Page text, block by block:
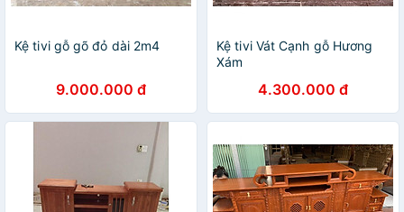
Kệ tivi gỗ gõ đỏ dài 2m4
9.000.000 đ
Kệ tivi Vát Cạnh gỗ Hương
Xám
4.300.000 đ